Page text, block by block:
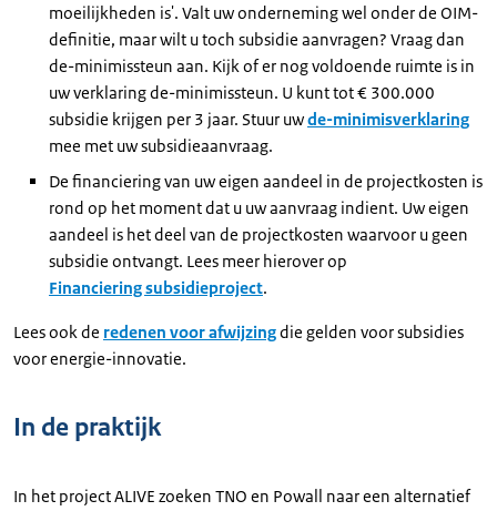
moeilijkheden is'. Valt uw onderneming wel onder de OIM-
definitie, maar wilt u toch subsidie aanvragen? Vraag dan
de-minimissteun aan. Kijk of er nog voldoende ruimte is in
uw verklaring de-minimissteun. U kunt tot € 300.000
subsidie krijgen per 3 jaar. Stuur uwde-minimisverklaring
mee met uw subsidieaanvraag.
De financiering van uw eigen aandeel in de projectkosten is
rond op het moment dat u uw aanvraag indient. Uw eigen
aandeel is het deel van de projectkosten waarvoor u geen
subsidie ontvangt. Lees meer hierover op
Financiering subsidieproject.
Lees ook de redenen voor afwijzingdie gelden voor subsidies
voor energie-innovatie.
In de praktijk
In het project ALIVE zoeken TNO en Powall naar een alternatief